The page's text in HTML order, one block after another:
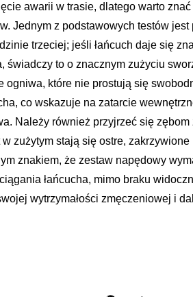
awarii w trasie, dlatego warto
Jednym z podstawowych testów
trzeciej; jeśli łańcuch daje się
świadczy to o znacznym zużyciu
ogniwa, które nie prostują się
co wskazuje na zatarcie
Należy również przyjrzeć się
zużytym stają się ostre, zakrzywione
znakiem, że zestaw napędowy
łańcucha, mimo braku
wytrzymałości zmęczeniowej i